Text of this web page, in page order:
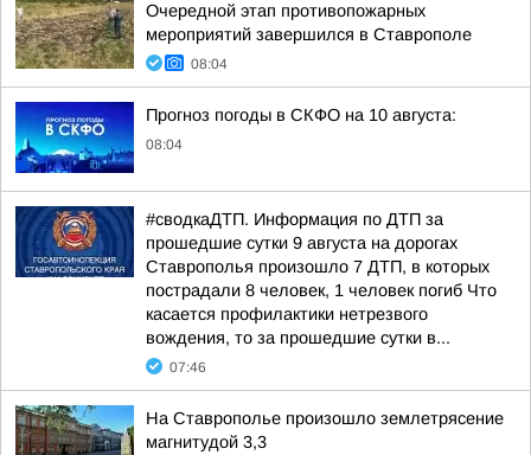
Очередной этап противопожарных
мероприятий завершился в Ставрополе
08:04
Прогноз погоды в СКФО на 10 августа:
08:04
#сводкаДТП. Информация по ДТП за
прошедшие сутки 9 августа на дорогах
Ставрополья произошло 7 ДТП, в которых
пострадали 8 человек, 1 человек погиб Что
касается профилактики нетрезвого
вождения, то за прошедшие сутки в...
07:46
На Ставрополье произошло землетрясение
магнитудой 3,3